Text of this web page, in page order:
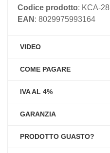
Codice prodotto: KCA-28
EAN : 8029975993164
VIDEO
COME PAGARE
IVA AL 4%
GARANZIA
PRODOTTO GUASTO?